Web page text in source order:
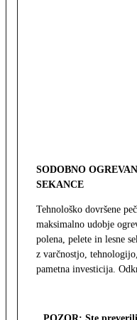
SODOBNO
SEKANCE
Tehnološko dovršene
maksimalno udobje
polena, pelete in lesne
z varčnostjo,
pametna investicija.